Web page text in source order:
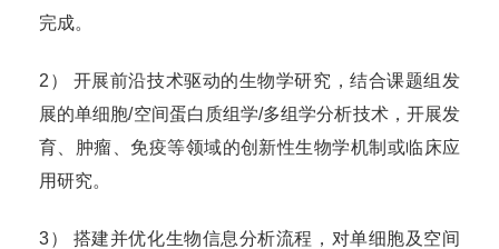
完成。
2） 开展前沿技术驱动的生物学研究，结合课题组发
展的单细胞/空间蛋白质组学/多组学分析技术，开展发
育、肿瘤、免疫等领域的创新性生物学机制或临床应
用研究。
3） 搭建并优化生物信息分析流程，对单细胞及空间